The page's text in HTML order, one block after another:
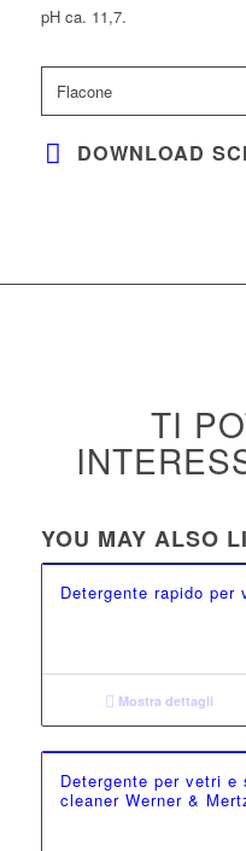
pH ca. 11,7.
Flacone
DOWNLOAD
TI
YOU MAY ALSO
Detergente rapido
Mostra dettagli
Detergente per vetri
cleaner Werner &